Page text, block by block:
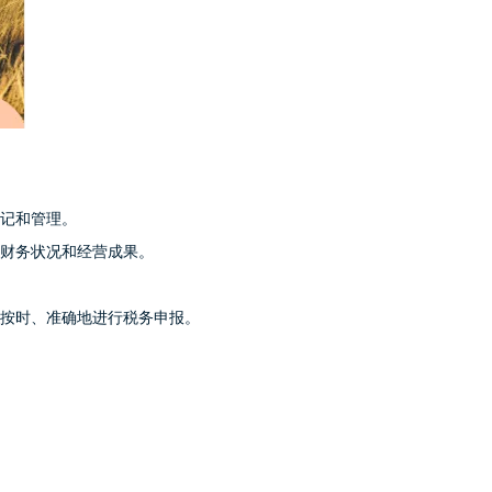
和管理。
务状况和经营成果。
时、准确地进行税务申报。